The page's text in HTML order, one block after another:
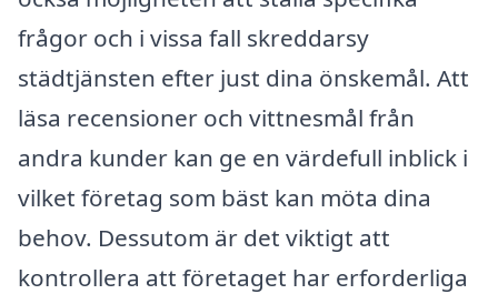
frågor och i vissa fall skreddarsy
städtjänsten efter just dina önskemål. Att
läsa recensioner och vittnesmål från
andra kunder kan ge en värdefull inblick i
vilket företag som bäst kan möta dina
behov. Dessutom är det viktigt att
kontrollera att företaget har erforderliga